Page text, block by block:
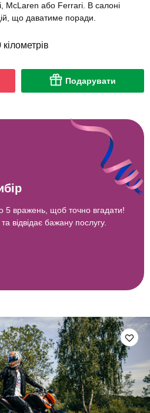
McLaren або Ferrari. В салоні
що даватиме поради.
Подарувати
5 вражень, щоб точно вгадати!
відвідає бажану послугу.